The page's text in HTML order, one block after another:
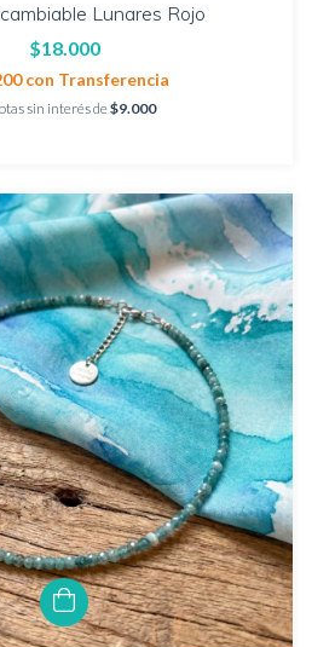
Lunares Rojo
$18.000
con Transferencia
sin interés de$9.000